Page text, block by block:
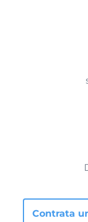
Contrata